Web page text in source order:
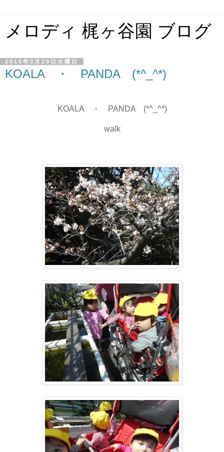
メロディ 梶ヶ谷園 ブログ
2016年3月29日火曜日
KOALA ・ PANDA (*^_^*)
KOALA ・ PANDA (*^_^*)
walk